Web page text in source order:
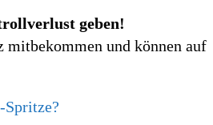
geben!
mitbekommen und können auf
Spritze?